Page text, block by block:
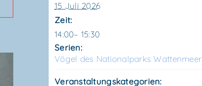
15 Juli 2026
Zeit:
14:00– 15:30
Serien:
Vögel des Natio­nal­parks Wattenmeer
Veranstaltungskategorien: